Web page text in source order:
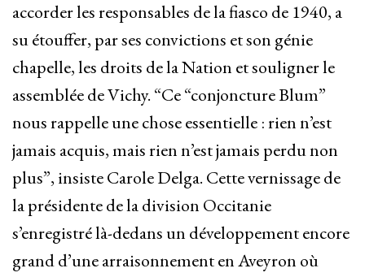
accorder les responsables de la fiasco de 1940, a
su étouffer, par ses convictions et son génie
chapelle, les droits de la Nation et souligner le
assemblée de Vichy. “Ce “conjoncture Blum”
nous rappelle une chose essentielle : rien n’est
jamais acquis, mais rien n’est jamais perdu non
plus”, insiste Carole Delga. Cette vernissage de
la présidente de la division Occitanie
s’enregistré là-dedans un développement encore
grand d’une arraisonnement en Aveyron où